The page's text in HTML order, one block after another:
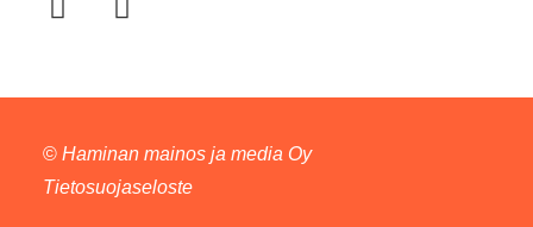
© Haminan mainos ja media Oy
Tietosuojaseloste